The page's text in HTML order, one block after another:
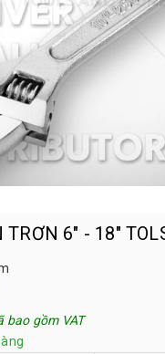
TRƠN 6" - 18"
bao gồm VAT